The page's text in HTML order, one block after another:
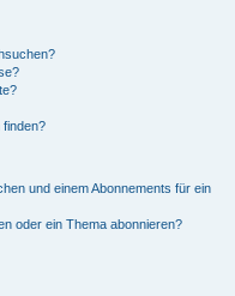
finden?
und einem Abonnements für ein
oder ein Thema abonnieren?